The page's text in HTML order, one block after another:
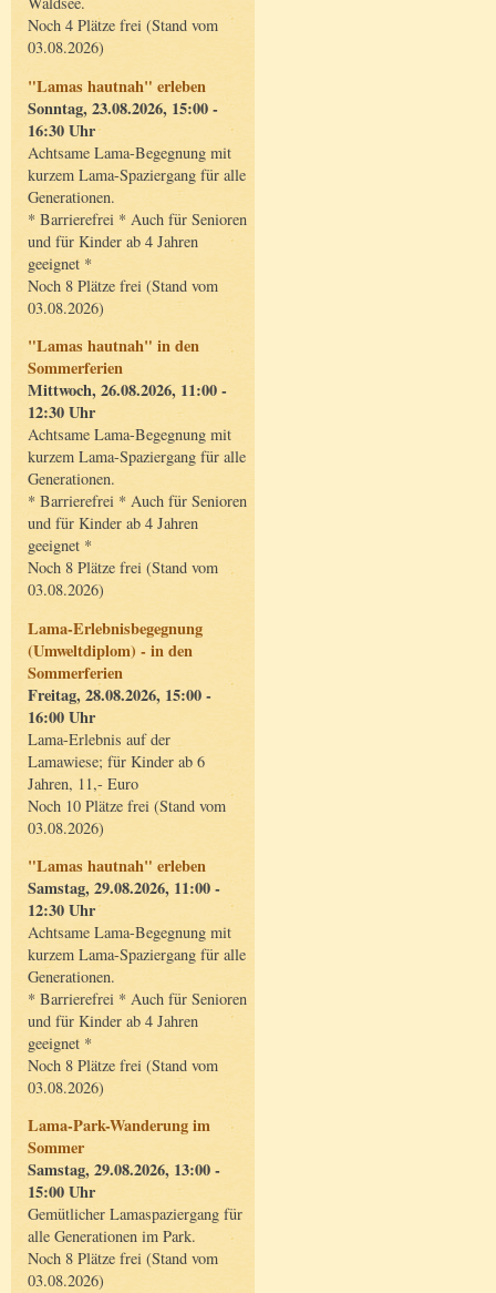
Noch 4 Plätze frei (Stand vom
03.08.2026)
"Lamas hautnah" erleben
Sonntag, 23.08.2026, 15:00 -
16:30 Uhr
Achtsame Lama-Begegnung mit
kurzem Lama-Spaziergang für alle
Generationen.
* Barrierefrei * Auch für Senioren
und für Kinder ab 4 Jahren
geeignet *
Noch 8 Plätze frei (Stand vom
03.08.2026)
"Lamas hautnah" in den
Sommerferien
Mittwoch, 26.08.2026, 11:00 -
12:30 Uhr
Achtsame Lama-Begegnung mit
kurzem Lama-Spaziergang für alle
Generationen.
* Barrierefrei * Auch für Senioren
und für Kinder ab 4 Jahren
geeignet *
Noch 8 Plätze frei (Stand vom
03.08.2026)
Lama-Erlebnisbegegnung
(Umweltdiplom) - in den
Sommerferien
Freitag, 28.08.2026, 15:00 -
16:00 Uhr
Lama-Erlebnis auf der
Lamawiese; für Kinder ab 6
Jahren, 11,- Euro
Noch 10 Plätze frei (Stand vom
03.08.2026)
"Lamas hautnah" erleben
Samstag, 29.08.2026, 11:00 -
12:30 Uhr
Achtsame Lama-Begegnung mit
kurzem Lama-Spaziergang für alle
Generationen.
* Barrierefrei * Auch für Senioren
und für Kinder ab 4 Jahren
geeignet *
Noch 8 Plätze frei (Stand vom
03.08.2026)
Lama-Park-Wanderung im
Sommer
Samstag, 29.08.2026, 13:00 -
15:00 Uhr
Gemütlicher Lamaspaziergang für
alle Generationen im Park.
Noch 8 Plätze frei (Stand vom
03.08.2026)